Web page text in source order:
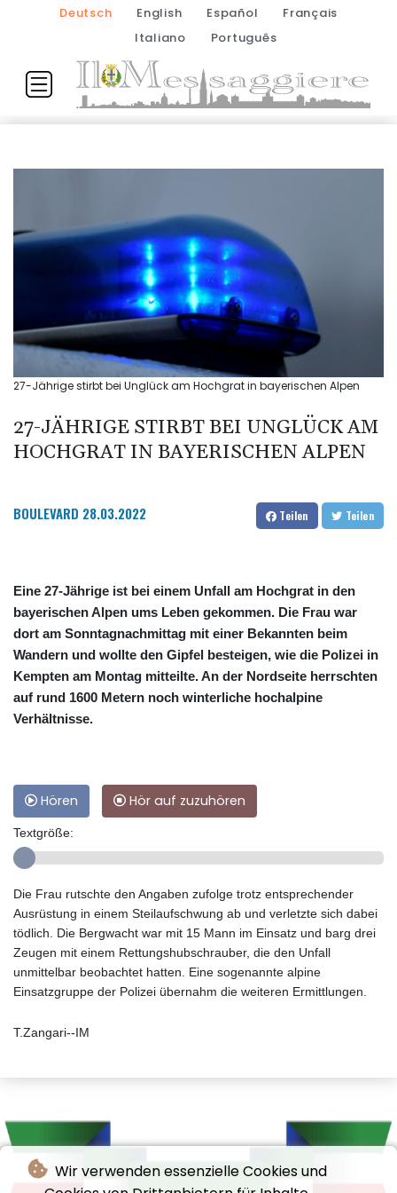
Wir verwenden essenzielle Cookies und
Deutsch English Español
Français
Italiano
Português
27-Jährige stirbt bei Unglück am Hochgrat in bayerischen Alpen
27-JÄHRIGE STIRBT BEI UNGLÜCK AM
HOCHGRAT IN BAYERISCHEN ALPEN
BOULEVARD 28.03.2022 Teilen Teilen
Eine 27-Jährige ist bei einem Unfall am Hochgrat in den
bayerischen Alpen ums Leben gekommen. Die Frau war
dort am Sonntagnachmittag mit einer Bekannten beim
Wandern und wollte den Gipfel besteigen, wie die Polizei in
Kempten am Montag mitteilte. An der Nordseite herrschten
auf rund 1600 Metern noch winterliche hochalpine
Verhältnisse.
Hören Hör auf zuzuhören
Textgröße:
Die Frau rutschte den Angaben zufolge trotz entsprechender
Ausrüstung in einem Steilaufschwung ab und verletzte sich dabei
tödlich. Die Bergwacht war mit 15 Mann im Einsatz und barg drei
Zeugen mit einem Rettungshubschrauber, die den Unfall
unmittelbar beobachtet hatten. Eine sogenannte alpine
Einsatzgruppe der Polizei übernahm die weiteren Ermittlungen.
T.Zangari--IM